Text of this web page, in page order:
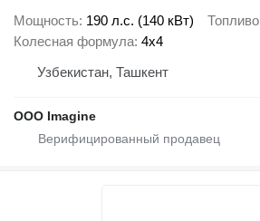
Мощность 190 л.с. (140 кВт) Топливо
Колесная формула 4x4
Узбекистан, Ташкент
OOO Imagine